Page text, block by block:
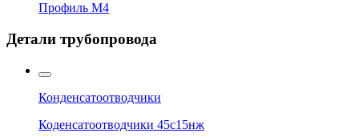
Профиль М4
Детали трубопровода
Конденсатоотводчики
Коденсатоотводчики 45с15нж